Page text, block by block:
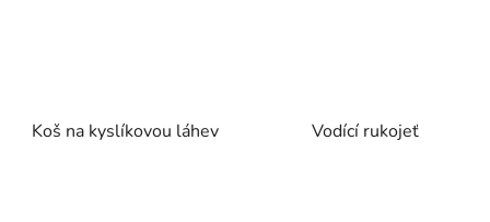
Koš na kyslíkovou láhev Vodící rukojeť